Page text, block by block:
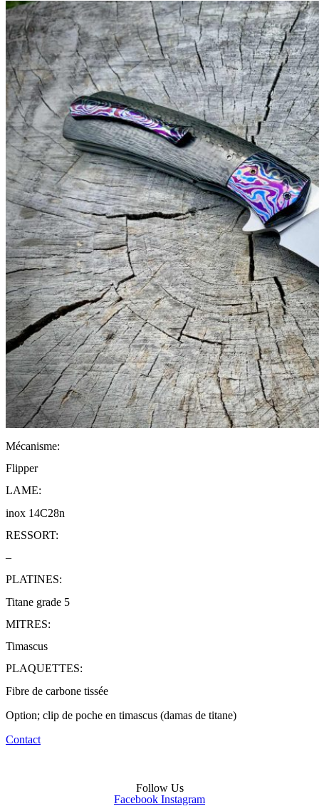
Mécanisme:
Flipper
LAME:
inox 14C28n
RESSORT:
–
PLATINES:
Titane grade 5
MITRES:
Timascus
PLAQUETTES:
Fibre de carbone tissée
Option; clip de poche en timascus (damas de titane)
Contact
Follow Us
Facebook Instagram